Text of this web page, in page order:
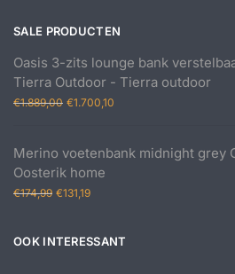
SALE PRODUCTEN
Oasis 3-zits lounge bank
Tierra Outdoor - Tierra outdoor
€1.889,00 Oorspronkelijke
€1.889,00.
€1.700,10
€1.700,10.
Merino voetenbank midnight grey
Oosterik home
€174,99 Oorspronkelijke
€174,99.
€131,19Huidige
€131,19.
OOK INTERESSANT